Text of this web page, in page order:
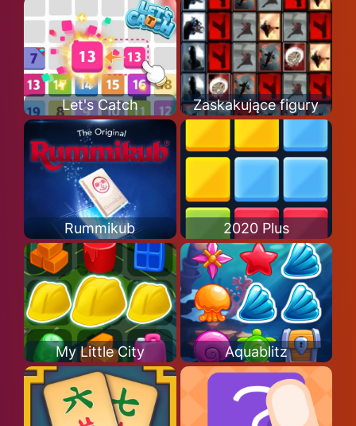
Let's Catch Zaskakujące figury
Rummikub 2020 Plus
My Little City Aquablitz